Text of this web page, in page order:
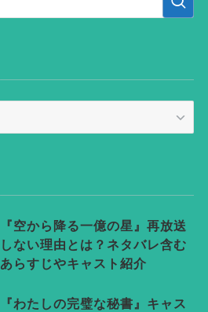
『空から降る一億の星』再放送
しない理由とは？ネタバレ含む
あらすじやキャスト紹介
『わたしの完璧な秘書』キャス